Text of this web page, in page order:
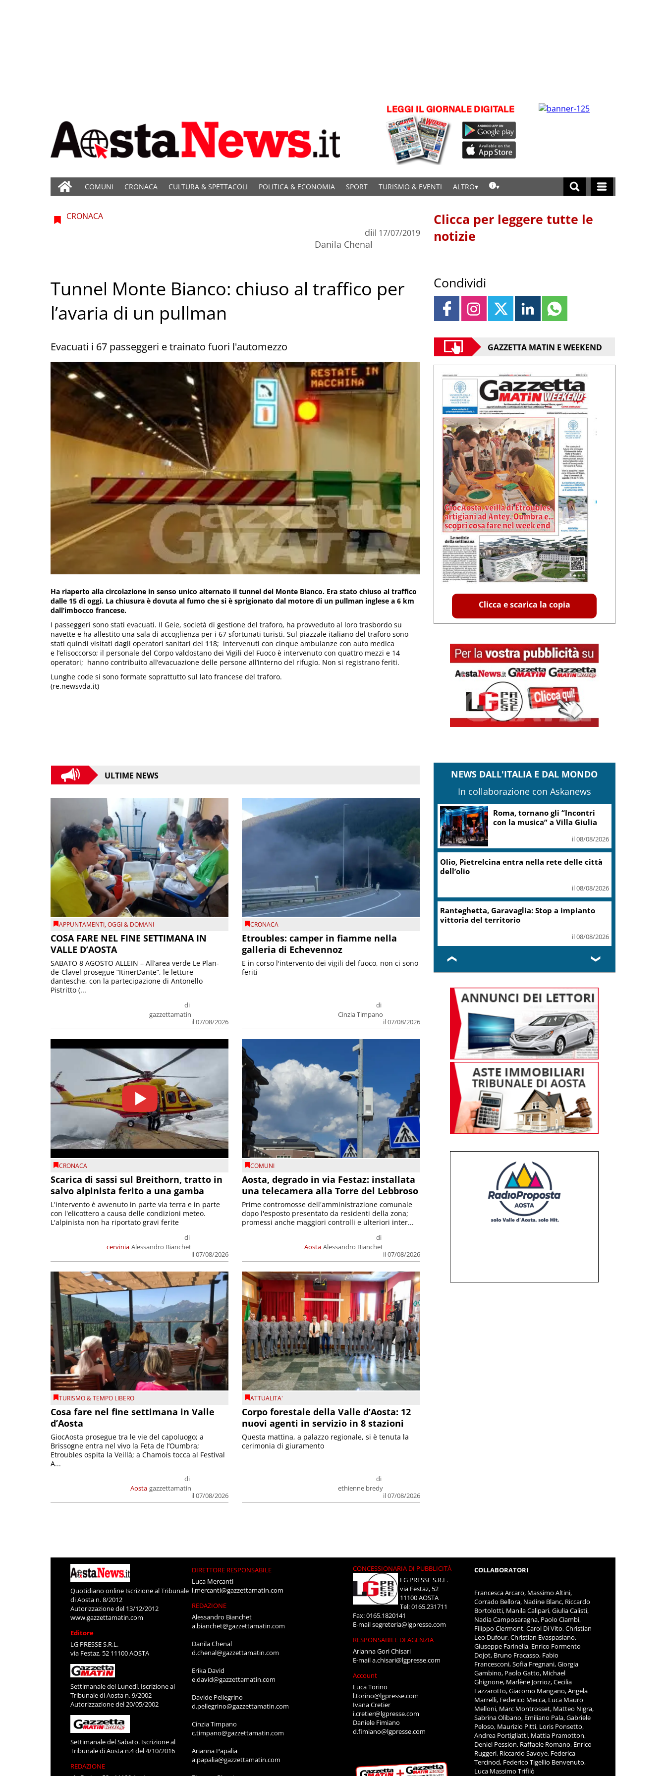
COMUNI CRONACA CULTURA & SPETTACOLI POLITICA & ECONOMIA SPORT TURISMO & EVENTI ALTRO
CRONACA
di
Danila Chenal
il 17/07/2019
Tunnel Monte Bianco: chiuso al traffico per
l’avaria di un pullman
Evacuati i 67 passeggeri e trainato fuori l'automezzo
Ha riaperto alla circolazione in senso unico alternato il tunnel del Monte Bianco. Era stato chiuso al traffico
dalle 15 di oggi. La chiusura è dovuta al fumo che si è sprigionato dal motore di un pullman inglese a 6 km
dall’imbocco francese.
I passeggeri sono stati evacuati. Il Geie, società di gestione del traforo, ha provveduto al loro trasbordo su
navette e ha allestito una sala di accoglienza per i 67 sfortunati turisti. Sul piazzale italiano del traforo sono
stati quindi visitati dagli operatori sanitari del 118; intervenuti con cinque ambulanze con auto medica
e l’elisoccorso; il personale del Corpo valdostano dei Vigili del Fuoco è intervenuto con quattro mezzi e 14
operatori; hanno contribuito all’evacuazione delle persone all’interno del rifugio. Non si registrano feriti.
Lunghe code si sono formate soprattutto sul lato francese del traforo.
(re.newsvda.it)
ULTIME NEWS
APPUNTAMENTI,OGGI & DOMANI
COSA FARE NEL FINE SETTIMANA IN
VALLE D’AOSTA
di
gazzettamatin
il 07/08/2026
SABATO 8 AGOSTO ALLEIN – All’area verde Le Plan-
de-Clavel prosegue “ItinerDante”, le letture
dantesche, con la partecipazione di Antonello
Pistritto (...
CRONACA
Etroubles: camper in fiamme nella
galleria di Echevennoz
di
Cinzia Timpano
il 07/08/2026
E in corso l'intervento dei vigili del fuoco, non ci sono
feriti
CRONACA
Scarica di sassi sul Breithorn, tratto in
salvo alpinista ferito a una gamba
cervinia
di
Alessandro Bianchet
il 07/08/2026
L'intervento è avvenuto in parte via terra e in parte
con l'elicottero a causa delle condizioni meteo.
L'alpinista non ha riportato gravi ferite
COMUNI
Aosta, degrado in via Festaz: installata
una telecamera alla Torre del Lebbroso
Aosta
di
Alessandro Bianchet
il 07/08/2026
Prime contromosse dell'amministrazione comunale
dopo l'esposto presentato da residenti della zona;
promessi anche maggiori controlli e ulteriori inter...
TURISMO & TEMPO LIBERO
Cosa fare nel fine settimana in Valle
d’Aosta
Aosta
di
gazzettamatin
il 07/08/2026
GiocAosta prosegue tra le vie del capoluogo; a
Brissogne entra nel vivo la Feta de l’Oumbra;
Etroubles ospita la Veillà; a Chamois tocca al Festival
A...
ATTUALITA'
Corpo forestale della Valle d’Aosta: 12
nuovi agenti in servizio in 8 stazioni
di
ethienne bredy
il 07/08/2026
Questa mattina, a palazzo regionale, si è tenuta la
cerimonia di giuramento
Clicca per leggere tutte le
notizie
Condividi
GAZZETTA MATIN E WEEKEND
Clicca e scarica la copia
NEWS DALL'ITALIA E DAL MONDO
In collaborazione con Askanews
Roma, tornano gli “Incontri
con la musica” a Villa Giulia
il 08/08/2026
Olio, Pietrelcina entra nella rete delle città
dell’olio
il 08/08/2026
Ranteghetta, Garavaglia: Stop a impianto
vittoria del territorio
il 08/08/2026
❮ ❯
Quotidiano online Iscrizione al Tribunale
di Aosta n. 8/2012
Autorizzazione del 13/12/2012
www.gazzettamatin.com
Editore
LG PRESSE S.R.L.
via Festaz, 52 11100 AOSTA
Settimanale del Lunedì. Iscrizione al
Tribunale di Aosta n. 9/2002
Autorizzazione del 20/05/2002
Settimanale del Sabato. Iscrizione al
Tribunale di Aosta n.4 del 4/10/2016
REDAZIONE
DIRETTORE RESPONSABILE
Luca Mercanti
l.mercanti@gazzettamatin.com
REDAZIONE
Alessandro Bianchet
a.bianchet@gazzettamatin.com
Danila Chenal
d.chenal@gazzettamatin.com
Erika David
e.david@gazzettamatin.com
Davide Pellegrino
d.pellegrino@gazzettamatin.com
Cinzia Timpano
c.timpano@gazzettamatin.com
Arianna Papalia
a.papalia@gazzettamatin.com
CONCESSIONARIA DI PUBBLICITÀ
LG PRESSE S.R.L.
via Festaz, 52
11100 AOSTA
Tel: 0165.231711
Fax: 0165.1820141
E-mailsegreteria@lgpresse.com
RESPONSABILE DI AGENZIA
Arianna Gori Chisari
E-maila.chisari@lgpresse.com
Account
Luca Torino
l.torino@lgpresse.com
Ivana Cretier
i.cretier@lgpresse.com
Daniele Fimiano
d.fimiano@lgpresse.com
COLLABORATORI
Francesca Arcaro, Massimo Altini,
Corrado Bellora, Nadine Blanc, Riccardo
Bortolotti, Manila Calipari, Giulia Calisti,
Nadia Camposaragna, Paolo Ciambi,
Filippo Clermont, Carol Di Vito, Christian
Leo Dufour, Christian Evaspasiano,
Giuseppe Farinella, Enrico Formento
Dojot, Bruno Fracasso, Fabio
Francesconi, Sofia Fregnani, Giorgia
Gambino, Paolo Gatto, Michael
Ghignone, Marlène Jorrioz, Cecilia
Lazzarotto, Giacomo Mangano, Angela
Marrelli, Federico Mecca, Luca Mauro
Melloni, Marc Montrosset, Matteo Nigra,
Sabrina Olibano, Emiliano Pala, Gabriele
Peloso, Maurizio Pitti, Loris Ponsetto,
Andrea Portigliatti, Mattia Pramotton,
Deniel Pession, Raffaele Romano, Enrico
Ruggeri, Riccardo Savoye, Federica
Tercinod, Federico Tigellio Benvenuto,
Luca Massimo Trifilò